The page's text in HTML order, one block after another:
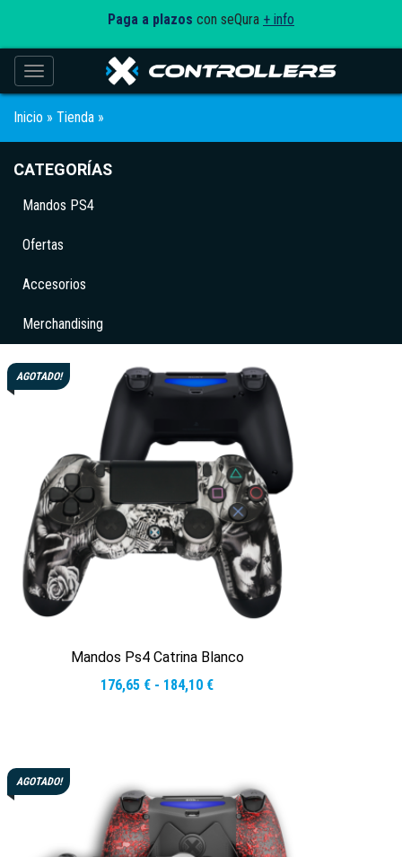
Paga a plazos con seQura + info
Toggle navigation
Inicio » Tienda »
CATEGORÍAS
Mandos PS4
Ofertas
Accesorios
Merchandising
AGOTADO!
Mandos Ps4 Catrina Blanco
176,65 € - 184,10 €Rango
hasta
184,10 €
AGOTADO!